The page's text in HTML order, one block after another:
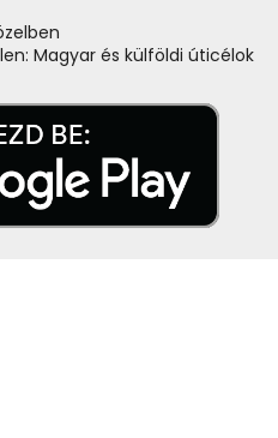
Magyar és külföldi úticélok